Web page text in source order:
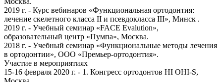
2019 г. - Курс вебинаров «Функциональная ортодонтия:
лечение скелетного класса II и псевдокласса III», Минск .
2019 г. - Учебный семинар «FACE Evalution»,
образовательный центр «Пумпа», Москва.
2018 г. - Учебный семинар «Функциональные методы лечения
в ортодонтии», ООО «Премьер-ортодонтия».
Участие в мероприятиях
15-16 февраля 2020 г. - 1. Конгресс ортодонтов HI OHI-S,